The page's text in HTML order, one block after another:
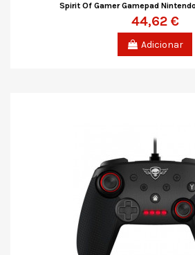
Spirit Of Gamer Gamepad
44,62 €
Adicionar